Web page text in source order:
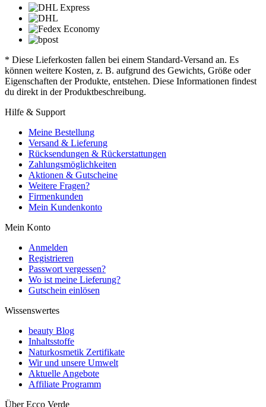
* Diese Lieferkosten fallen bei einem Standard-Versand an. Es
können weitere Kosten, z. B. aufgrund des Gewichts, Größe oder
Eigenschaften der Produkte, entstehen. Diese Informationen findest
du direkt in der Produktbeschreibung.
Hilfe & Support
Meine Bestellung
Versand & Lieferung
Rücksendungen & Rückerstattungen
Zahlungsmöglichkeiten
Aktionen & Gutscheine
Weitere Fragen?
Firmenkunden
Mein Kundenkonto
Mein Konto
Anmelden
Registrieren
Passwort vergessen?
Wo ist meine Lieferung?
Gutschein einlösen
Wissenswertes
beauty Blog
Inhaltsstoffe
Naturkosmetik Zertifikate
Wir und unsere Umwelt
Aktuelle Angebote
Affiliate Programm
Über Ecco Verde